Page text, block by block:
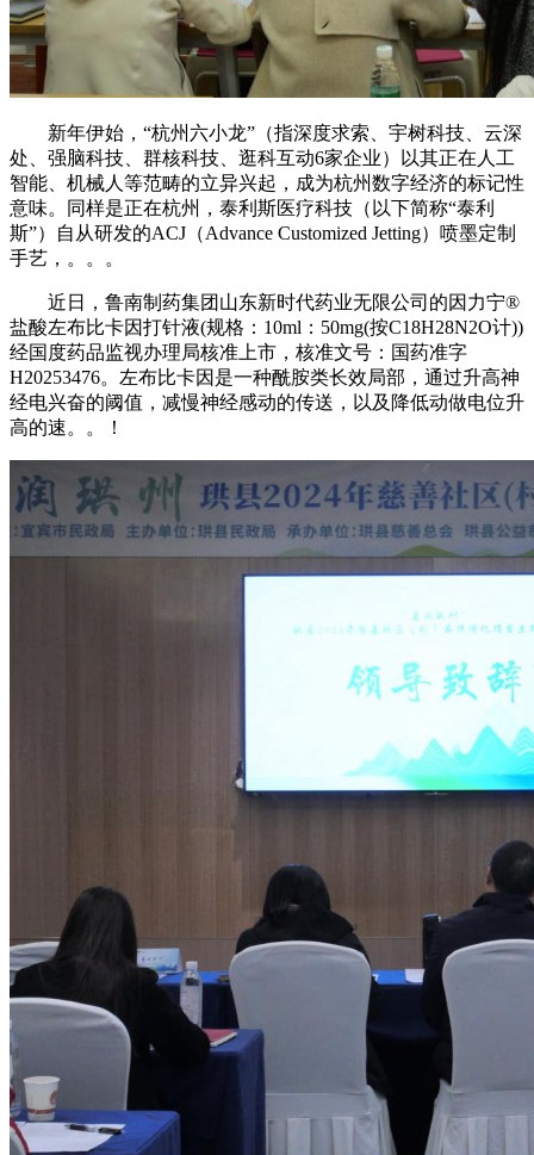
新年伊始，“杭州六小龙”（指深度求索、宇树科技、云深
处、强脑科技、群核科技、逛科互动6家企业）以其正在人工
智能、机械人等范畴的立异兴起，成为杭州数字经济的标记性
意味。同样是正在杭州，泰利斯医疗科技（以下简称“泰利
斯”）自从研发的ACJ（Advance Customized Jetting）喷墨定制
手艺，。。。
近日，鲁南制药集团山东新时代药业无限公司的因力宁®
盐酸左布比卡因打针液(规格：10ml：50mg(按C18H28N2O计))
经国度药品监视办理局核准上市，核准文号：国药准字
H20253476。左布比卡因是一种酰胺类长效局部，通过升高神
经电兴奋的阈值，减慢神经感动的传送，以及降低动做电位升
高的速。。！